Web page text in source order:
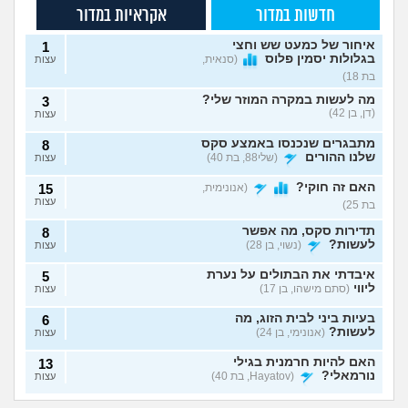
חדשות במדור אקראיות במדור
איחור של כמעט שש וחצי
בגלולות יסמין פלוס
(סנאית,
בת 18)
1
עצות
מה לעשות במקרה המוזר שלי?
(דן, בן 42)
3
עצות
מתבגרים שנכנסו באמצע סקס
שלנו ההורים
(שלי88, בת 40)
8
עצות
האם זה חוקי?
(אנונימית,
בת 25)
15
עצות
תדירות סקס, מה אפשר
לעשות?
(נשוי, בן 28)
8
עצות
איבדתי את הבתולים על נערת
ליווי (סתם מישהו, בן 17)
5
עצות
בעיות ביני לבית הזוג, מה
לעשות? (אנונימי, בן 24)
6
עצות
האם להיות חרמנית בגילי
נורמאלי?
(Hayatov, בת 40)
13
עצות
נפרדנו ברע ויש אצלו
שכבתי עם מלא